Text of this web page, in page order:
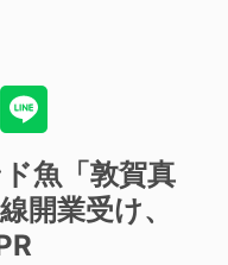
魚「敦賀真
開業受け、